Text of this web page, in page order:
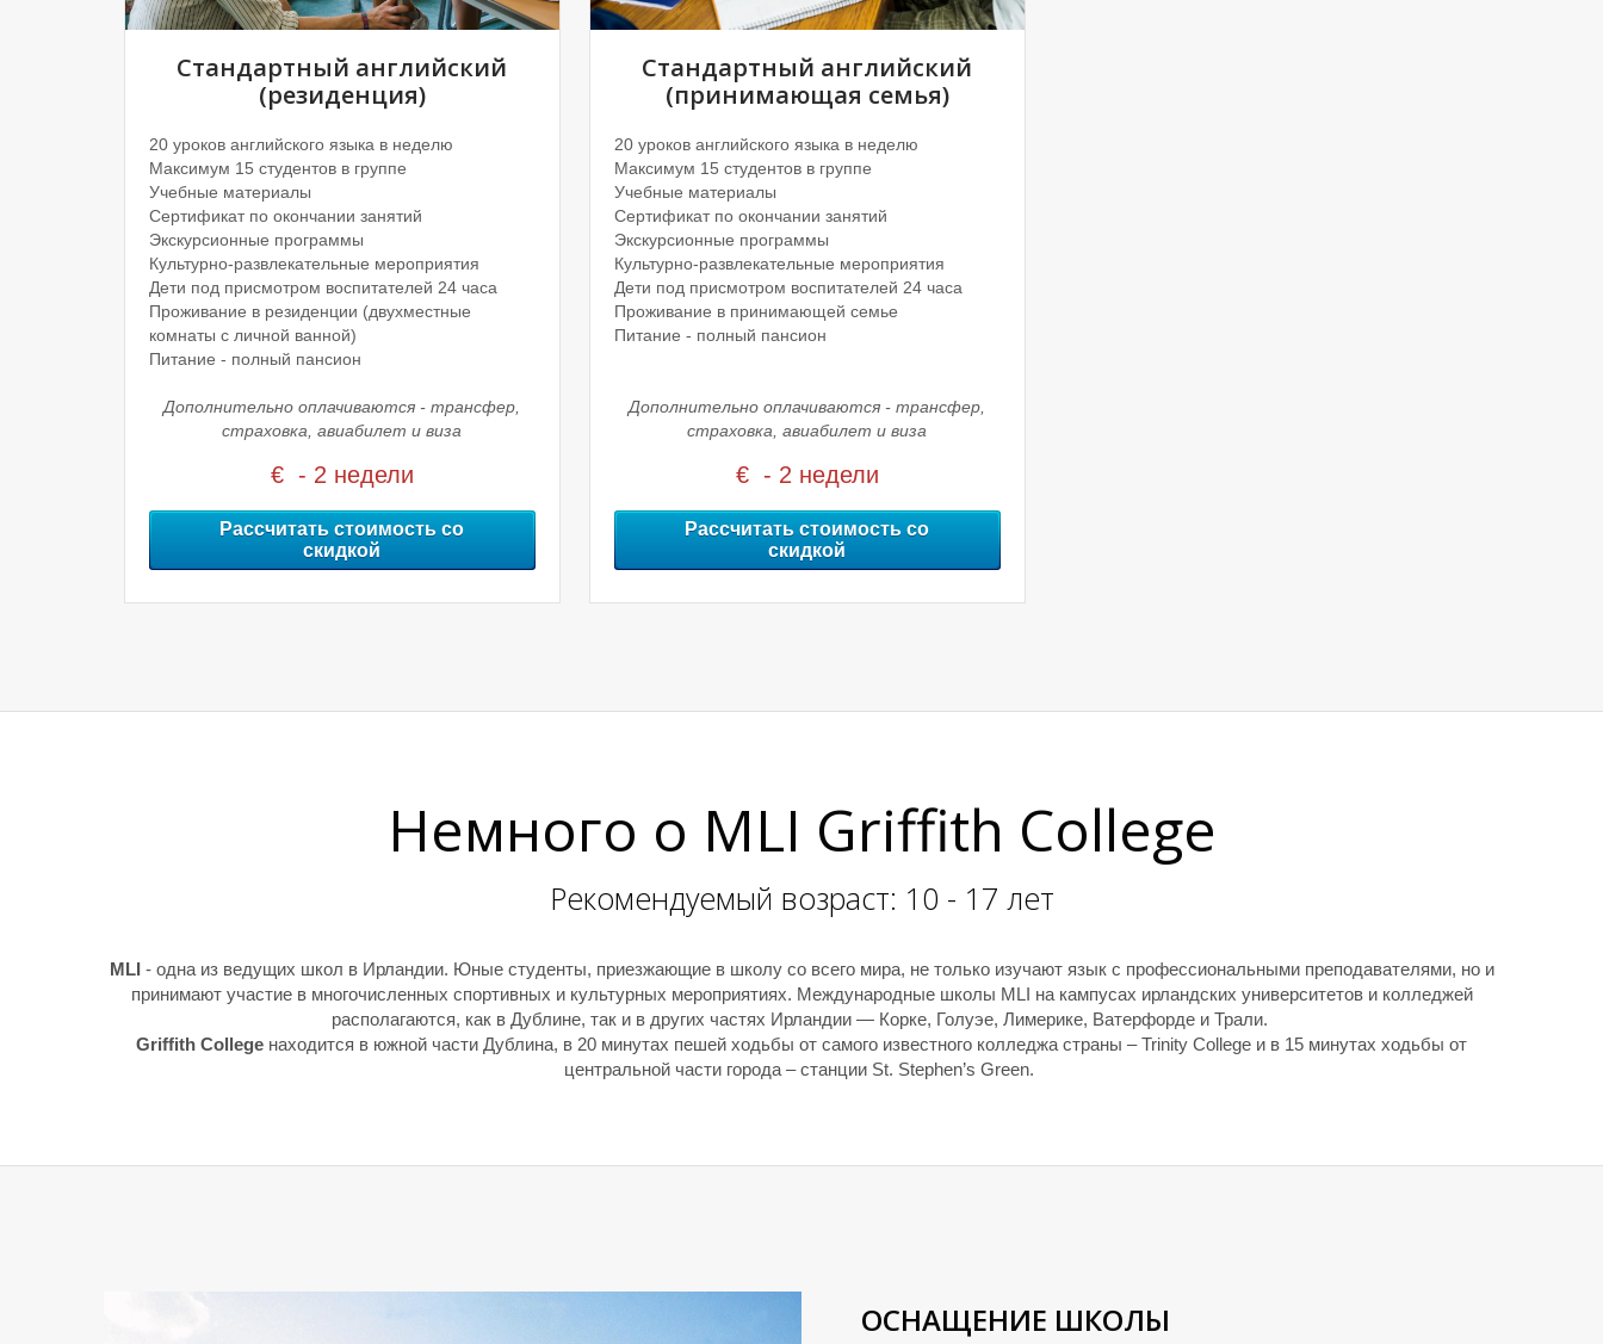
Стандартный английский
(резиденция)
20 уроков английского языка в неделю
Максимум 15 студентов в группе
Учебные материалы
Сертификат по окончании занятий
Экскурсионные программы
Культурно-развлекательные мероприятия
Дети под присмотром воспитателей 24 часа
Проживание в резиденции (двухместные
комнаты с личной ванной)
Питание - полный пансион
Дополнительно оплачиваются - трансфер,
страховка, авиабилет и виза
€ - 2 недели
Рассчитать стоимость со
скидкой
Стандартный английский
(принимающая семья)
20 уроков английского языка в неделю
Максимум 15 студентов в группе
Учебные материалы
Сертификат по окончании занятий
Экскурсионные программы
Культурно-развлекательные мероприятия
Дети под присмотром воспитателей 24 часа
Проживание в принимающей семье
Питание - полный пансион
Дополнительно оплачиваются - трансфер,
страховка, авиабилет и виза
€ - 2 недели
Рассчитать стоимость со
скидкой
Немного о MLI Griffith College
Рекомендуемый возраст: 10 - 17 лет
MLI- одна из ведущих школ в Ирландии. Юные студенты, приезжающие в школу со всего мира, не только изучают язык с профессиональными преподавателями, но и
принимают участие в многочисленных спортивных и культурных мероприятиях. Международные школы MLI на кампусах ирландских университетов и колледжей
располагаются, как в Дублине, так и в других частях Ирландии — Корке, Голуэе, Лимерике, Ватерфорде и Трали.
Griffith College находится в южной части Дублина, в 20 минутах пешей ходьбы от самого известного колледжа страны – Trinity College и в 15 минутах ходьбы от
центральной части города – станции St. Stephen’s Green.
ОСНАЩЕНИЕ ШКОЛЫ